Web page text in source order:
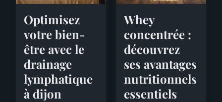
Optimisez
votre bien-
être avec le
drainage
lymphatique
à dijon
Whey
concentrée :
découvrez
ses avantages
nutritionnels
essentiels